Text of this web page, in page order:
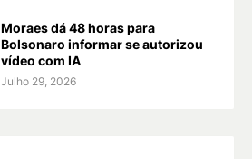
Moraes dá 48 horas para
Bolsonaro informar se autorizou
vídeo com IA
Julho 29, 2026